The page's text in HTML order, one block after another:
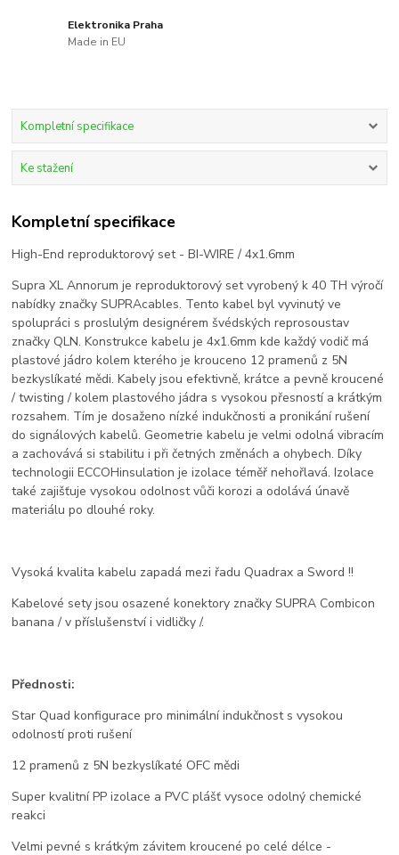
Elektronika Praha
Made in EU
Kompletní specifikace
Ke stažení
Kompletní specifikace
High-End reproduktorový set - BI-WIRE / 4x1.6mm
Supra XL Annorum je reproduktorový set vyrobený k 40 TH výročí
nabídky značky SUPRAcables. Tento kabel byl vyvinutý ve
spolupráci s proslulým designérem švédských reprosoustav
značky QLN. Konstrukce kabelu je 4x1.6mm kde každý vodič má
plastové jádro kolem kterého je krouceno 12 pramenů z 5N
bezkyslíkaté mědi. Kabely jsou efektivně, krátce a pevně kroucené
/ twisting / kolem plastového jádra s vysokou přesností a krátkým
rozsahem. Tím je dosaženo nízké indukčnosti a pronikání rušení
do signálových kabelů. Geometrie kabelu je velmi odolná vibracím
a zachovává si stabilitu i při četných změnách a ohybech. Díky
technologiiECCOHinsulation je izolace téměř nehořlavá. Izolace
také zajišťuje vysokou odolnost vůči korozi a odolává únavě
materiálu po dlouhé roky.
Vysoká kvalita kabelu zapadá mezi řadu Quadrax a Sword !!
Kabelové sety jsou osazené konektory značky SUPRA Combicon
banana / v příslušenství i vidličky /.
Přednosti:
Star Quad konfigurace pro minimální indukčnost s vysokou
odolností proti rušení
12 pramenů z 5N bezkyslíkaté OFC mědi
Super kvalitní PP izolace a PVC plášť vysoce odolný chemické
reakci
Velmi pevné s krátkým závitem kroucené po celé délce -